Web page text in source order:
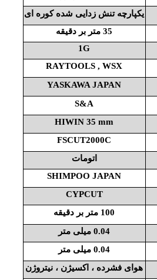
یکپارچه تنش زدایی شده کوره ای
35 متر بر دقیقه
1G
RAYTOOLS , WSX
YASKAWA JAPAN
S&A
HIWIN 35 mm
FSCUT2000C
اتومات
SHIMPOO JAPAN
CYPCUT
100 متر بر دقیقه
0.04 میلی متر
0.04 میلی متر
هوای فشرده ، اکسیژن ، نیتروژن